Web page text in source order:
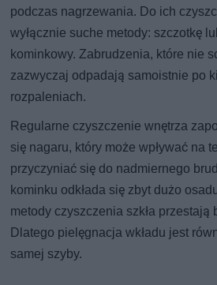
podczas nagrzewania. Do ich
wyłącznie suche metody: szczotkę
kominkowy. Zabrudzenia, które nie
zazwyczaj odpadają samoistnie po
rozpaleniach.
Regularne czyszczenie wnętrza
się nagaru, który może wpływać na
przyczyniać się do nadmiernego
kominku odkłada się zbyt dużo
metody czyszczenia szkła przestają
Dlatego pielęgnacja wkładu jest
samej szyby.